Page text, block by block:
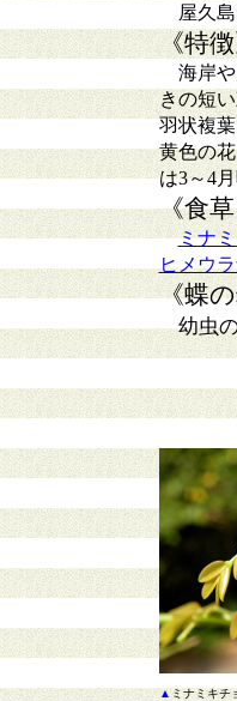
屋久島
《特
海岸や
きの短
羽状複
黄色の
は3～4
《食
ミナ
ヒメウ
《蝶
幼虫
▲ ミナミキ